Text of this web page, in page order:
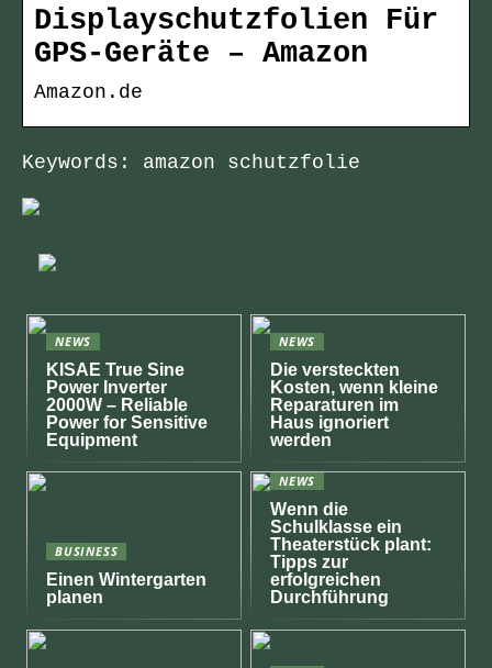
Displayschutzfolien Für
GPS-Geräte – Amazon
Amazon.de
Keywords: amazon schutzfolie
NEWS
KISAE True Sine
Power Inverter
2000W – Reliable
Power for Sensitive
Equipment
NEWS
Die versteckten
Kosten, wenn kleine
Reparaturen im
Haus ignoriert
werden
BUSINESS
Einen Wintergarten
planen
NEWS
Wenn die
Schulklasse ein
Theaterstück plant:
Tipps zur
erfolgreichen
Durchführung